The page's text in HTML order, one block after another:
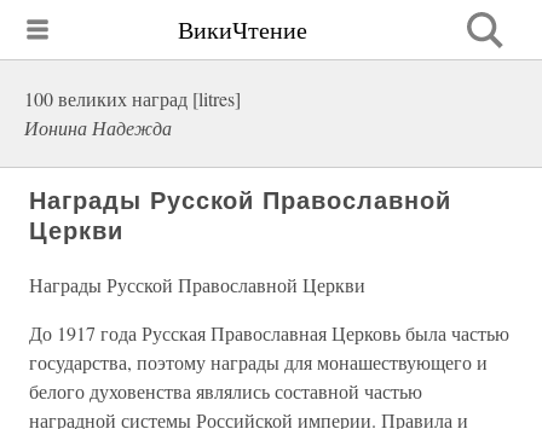
ВикиЧтение
100 великих наград [litres]
Ионина Надежда
Награды Русской Православной
Церкви
Награды Русской Православной Церкви
До 1917 года Русская Православная Церковь была частью
государства, поэтому награды для монашествующего и
белого духовенства являлись составной частью
наградной системы Российской империи. Правила и